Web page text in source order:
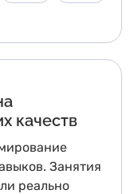
качеств
Занятия
реально